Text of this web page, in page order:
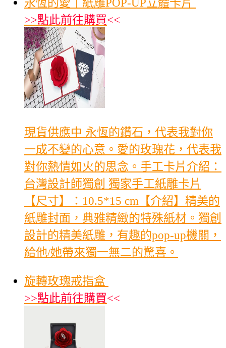
>>點此前往購買<<
現貨供應中 永恆的鑽石，代表我對你
一成不變的心意。愛的玫瑰花，代表我
對你熱情如火的思念。手工卡片介紹：
台灣設計師獨創 獨家手工紙雕卡片
【尺寸】：10.5*15 cm【介紹】精美的
紙雕封面，典雅精緻的特殊紙材。獨創
設計的精美紙雕，有趣的pop-up機關，
給他/她帶來獨一無二的驚喜。
旋轉玫瑰戒指盒
>>點此前往購買<<